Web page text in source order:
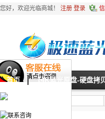
您好，欢迎光临商城！ 注册 登录
首页 【4K蓝光原盘-硬盘拷贝